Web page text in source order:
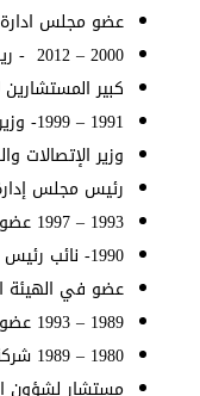
عضو مجلس ادارة
2000 – 2012 - ريليانس-غلوبالكوم (
كبير المستشارين
1991 – 1999- وزير النقل
وزير الإتصالات
رئيس مجلس
1993 – 1997 عضو في مجلس النواب الأردني
1990- نائب رئيس مجلس النواب
عضو في الهيئة
1989 – 1993 عضو مجلس النواب الأردني
1980 – 1989 شركة آرامكو السعودية
مستشار لشؤون